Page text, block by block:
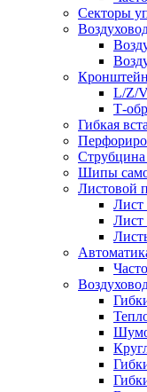
Секторы
L/Z/
Т-
Гибкая
Шипы
Листовой
Лист
Лист